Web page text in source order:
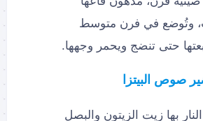
وتُوضع في فرن متوسط
حتى تنضج ويحمر وجهها.
صوص البيتزا
بها زيت الزيتون والبصل